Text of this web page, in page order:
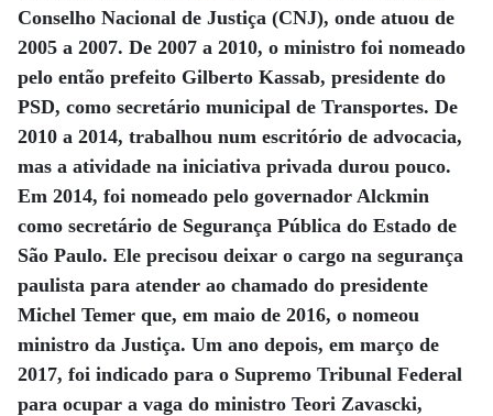
Conselho Nacional de Justiça (CNJ), onde atuou de
2005 a 2007. De 2007 a 2010, o ministro foi nomeado
pelo então prefeito Gilberto Kassab, presidente do
PSD, como secretário municipal de Transportes. De
2010 a 2014, trabalhou num escritório de advocacia,
mas a atividade na iniciativa privada durou pouco.
Em 2014, foi nomeado pelo governador Alckmin
como secretário de Segurança Pública do Estado de
São Paulo. Ele precisou deixar o cargo na segurança
paulista para atender ao chamado do presidente
Michel Temer que, em maio de 2016, o nomeou
ministro da Justiça. Um ano depois, em março de
2017, foi indicado para o Supremo Tribunal Federal
para ocupar a vaga do ministro Teori Zavascki,